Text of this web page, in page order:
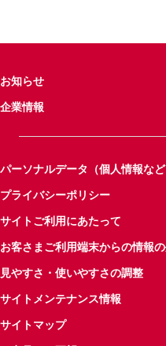
お知らせ
企業情報
パーソナルデータ（個人情報な
プライバシーポリシー
サイトご利用にあたって
お客さまご利用端末からの情報
見やすさ・使いやすさの調整
サイトメンテナンス情報
サイトマップ